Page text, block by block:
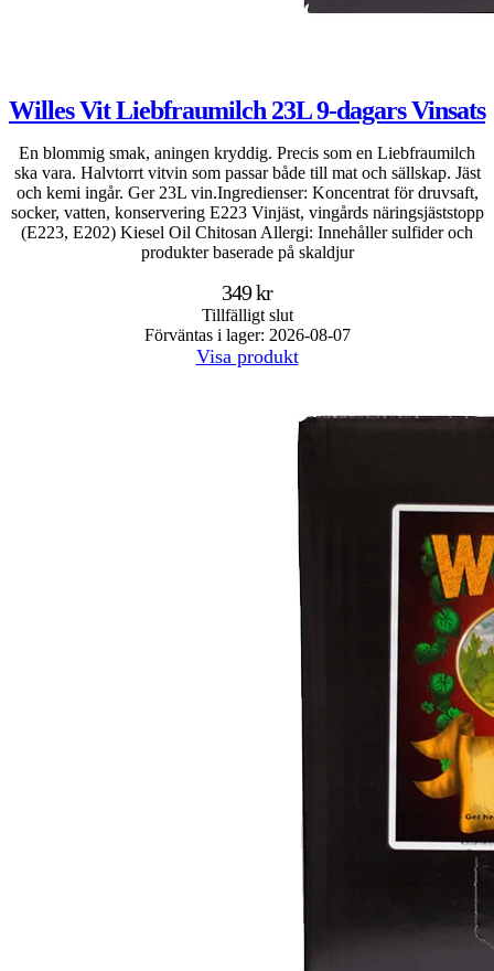
Willes Vit Liebfraumilch 23L 9-dagars Vinsats
En blommig smak, aningen kryddig. Precis som en Liebfraumilch
ska vara. Halvtorrt vitvin som passar både till mat och sällskap. Jäst
och kemi ingår. Ger 23L vin.Ingredienser: Koncentrat för druvsaft,
socker, vatten, konservering E223 Vinjäst, vingårds näringsjäststopp
(E223, E202) Kiesel Oil Chitosan Allergi: Innehåller sulfider och
produkter baserade på skaldjur
349 kr
Tillfälligt slut
Förväntas i lager: 2026-08-07
Visa produkt